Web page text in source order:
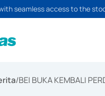
seamless access to the
/BEI BUKA KEMBALI